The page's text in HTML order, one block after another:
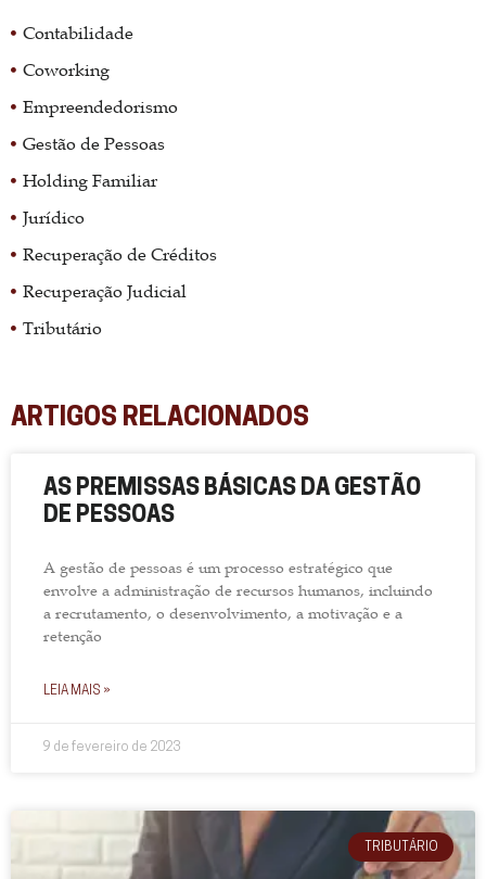
Contabilidade
Coworking
Empreendedorismo
Gestão de Pessoas
Holding Familiar
Jurídico
Recuperação de Créditos
Recuperação Judicial
Tributário
ARTIGOS RELACIONADOS
AS PREMISSAS BÁSICAS DA GESTÃO
DE PESSOAS
A gestão de pessoas é um processo estratégico que
envolve a administração de recursos humanos, incluindo
a recrutamento, o desenvolvimento, a motivação e a
retenção
LEIA MAIS »
9 de fevereiro de 2023
TRIBUTÁRIO